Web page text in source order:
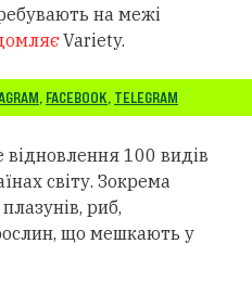
на межі
Variety.
, FACEBOOK, TELEGRAM
100 видів
світу. Зокрема
риб,
що мешкають у